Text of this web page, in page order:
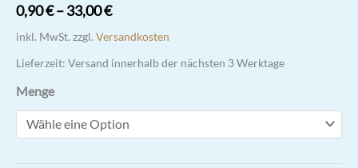
0,90€–33,00€
inkl. MwSt. zzgl. Versandkosten
Lieferzeit: Versand innerhalb der nächsten 3 Werktage
Menge